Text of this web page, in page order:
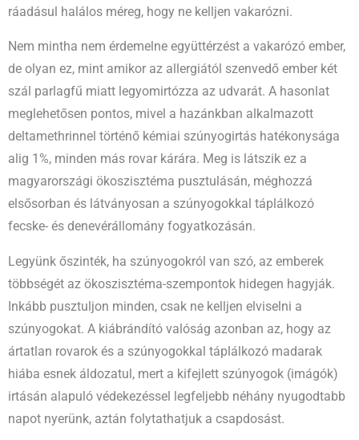
ráadásul halálos méreg, hogy ne kelljen vakarózni.
Nem mintha nem érdemelne együttérzést a vakarózó ember,
de olyan ez, mint amikor az allergiától szenvedő ember két
szál parlagfű miatt legyomirtózza az udvarát. A hasonlat
meglehetősen pontos, mivel a hazánkban alkalmazott
deltamethrinnel történő kémiai szúnyogirtás hatékonysága
alig 1%, minden más rovar kárára. Meg is látszik ez a
magyarországi ökoszisztéma pusztulásán, méghozzá
elsősorban és látványosan a szúnyogokkal táplálkozó
fecske- és denevérállomány fogyatkozásán.
Legyünk őszinték, ha szúnyogokról van szó, az emberek
többségét az ökoszisztéma-szempontok hidegen hagyják.
Inkább pusztuljon minden, csak ne kelljen elviselni a
szúnyogokat. A kiábrándító valóság azonban az, hogy az
ártatlan rovarok és a szúnyogokkal táplálkozó madarak
hiába esnek áldozatul, mert a kifejlett szúnyogok (imágók)
irtásán alapuló védekezéssel legfeljebb néhány nyugodtabb
napot nyerünk, aztán folytathatjuk a csapdosást.